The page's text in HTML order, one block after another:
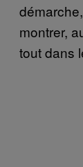
montrer,
tout dans